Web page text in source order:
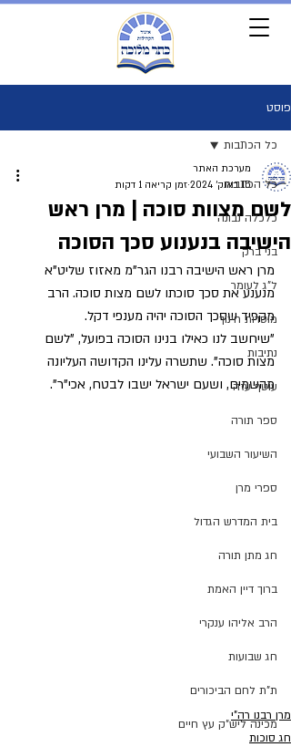
פוסט
כל הכתבות
כלכלה נבונה
בני ברק
ל"ג לעומר
מוסדות חינוך
נתיבות
עוטף עזה
ספר תורה
השיעור השבועי
ספרי מרן
בית המדרש הגדול
חג מתן תורה
ברוך דיין האמת
הרב אליהו ענקרי
חג שבועות
ת"ת לחם הביכורים
מכינה ליש"ק עץ חיים
כל הכתבות
לשם מצוות סוכה | מרן ראש
הישיבה בנענוע סכך הסוכה
מערכת האתר
15 באוק׳ 2024
זמן קריאה 1 דקות
מרן ראש הישיבה רבנו הגר"מ מאזוז שליט"א
מנענע את סכך סוכתו לשם מצות סוכה. הרב
מקפיד שסכך הסוכה יהיה מענפי דקל.
"שיחשב לנו כאילו בנינו הסוכה בפועל, "לשם
מצות סוכה". שתשרה עלינו הקדושה העליונה
מהשמים, ושעם ישראל ישבו לבטח, אכי"ר".
מרן רבנו רה"י
חג סוכות